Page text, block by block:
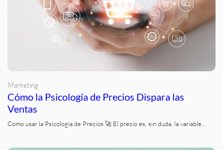
Marketing
Cómo la Psicología de Precios Dispara las
Ventas
Como usar la Psicología de Precios 🚀 El precio es, sin duda, la variable…